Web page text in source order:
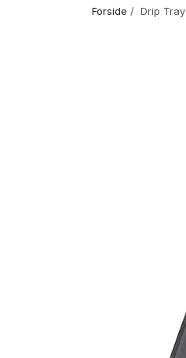
Forside / Drip Tray